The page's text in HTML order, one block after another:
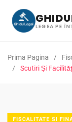
LEGEA PE
Prima Pagina
Scutiri Și
FISCALITATE SI